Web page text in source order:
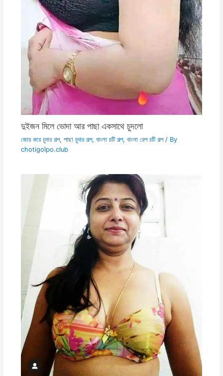
দুইজন মিলে ভোদা আর পাছা একসাথে চুদলো
জোর করে চুদার গল্প, পাছা চুদার গল্প, বাংলা চটি গল্প, বাংলা রেপ চটি গল্প/ By
chotigolpo.club